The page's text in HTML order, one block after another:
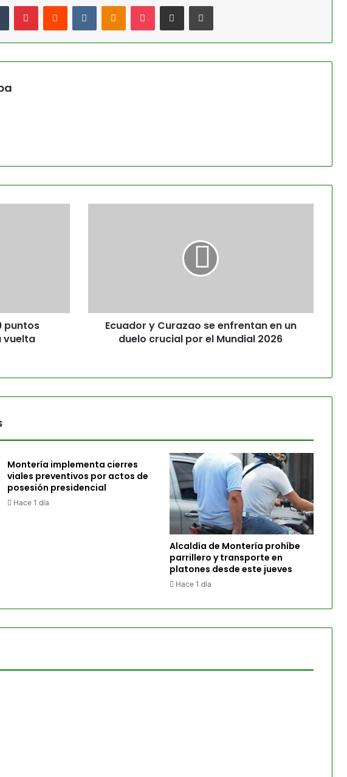
Tumblr PinterestReddit VKontakteOdnoklassniki
Pocket Compartir por correo electrónicoImprimir
puntos
vuelta
Ecuador y Curazao se enfrentan en un
duelo crucial por el Mundial 2026
Montería implementa cierres
viales preventivos por actos de
posesión presidencial
Hace 1 día
Alcaldía de Montería prohíbe
parrillero y transporte en
platones desde este jueves
Hace 1 día